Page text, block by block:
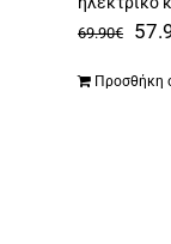
69.90€
Προσθήκη